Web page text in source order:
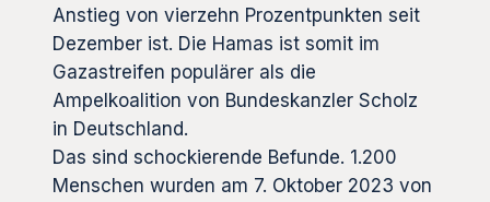
Anstieg von vierzehn Prozentpunkten seit
Dezember ist. Die Hamas ist somit im
Gazastreifen populärer als die
Ampelkoalition von Bundeskanzler Scholz
in Deutschland.
Das sind schockierende Befunde. 1.200
Menschen wurden am 7. Oktober 2023 von